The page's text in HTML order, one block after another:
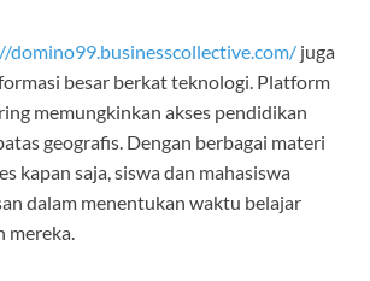
domino99.businesscollective.com/ juga
besar berkat teknologi. Platform
memungkinkan akses pendidikan
geografis. Dengan berbagai materi
kapan saja, siswa dan mahasiswa
dalam menentukan waktu belajar
mereka.